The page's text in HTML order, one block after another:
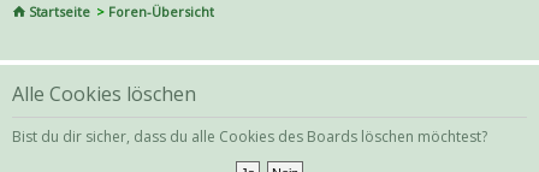
Startseite
Foren-Übersicht
uc
he
Alle Cookies löschen
Bist du dir sicher, dass du alle Cookies des Boards löschen möchtest?